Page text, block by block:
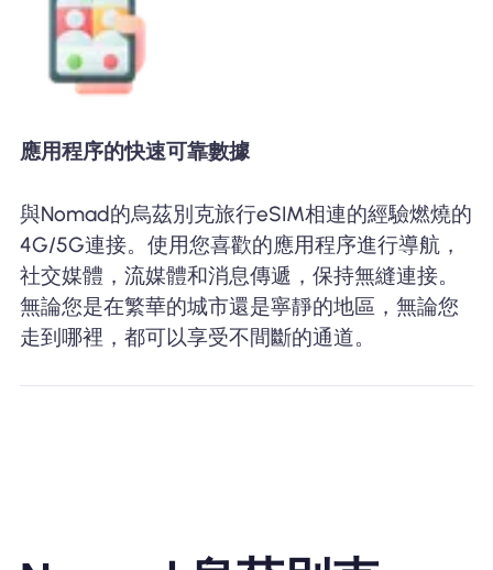
應用程序的快速可靠數據
與Nomad的烏茲別克旅行eSIM相連的經驗燃燒的
4G/5G連接。使用您喜歡的應用程序進行導航，
社交媒體，流媒體和消息傳遞，保持無縫連接。
無論您是在繁華的城市還是寧靜的地區，無論您
走到哪裡，都可以享受不間斷的通道。